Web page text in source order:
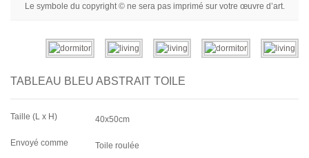
Portraits
Abstraits
Par Pièce
Le symbole du copyright © ne sera pas imprimé sur votre œuvre d’art.
TABLEAU BLEU ABSTRAIT TOILE
Taille (L x H) 40x50cm
Envoyé comme Toile roulée